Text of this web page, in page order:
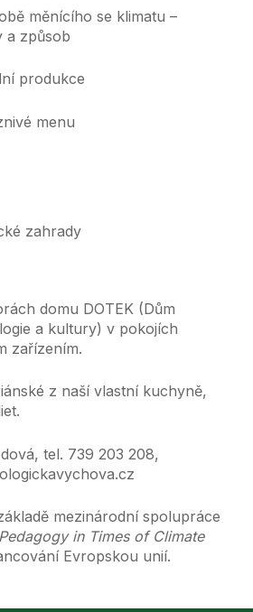
měnícího se klimatu –
a způsob
produkce
menu
zahrady
domu DOTEK (Dům
a kultury) v pokojích
zařízením.
z naší vlastní kuchyně,
tel. 739 203 208,
mezinárodní spolupráce
in Times of Climate
Evropskou unií.